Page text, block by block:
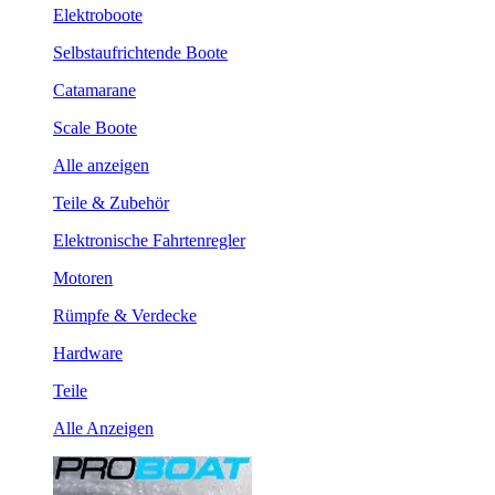
Elektroboote
Selbstaufrichtende Boote
Catamarane
Scale Boote
Alle anzeigen
Teile & Zubehör
Elektronische Fahrtenregler
Motoren
Rümpfe & Verdecke
Hardware
Teile
Alle Anzeigen